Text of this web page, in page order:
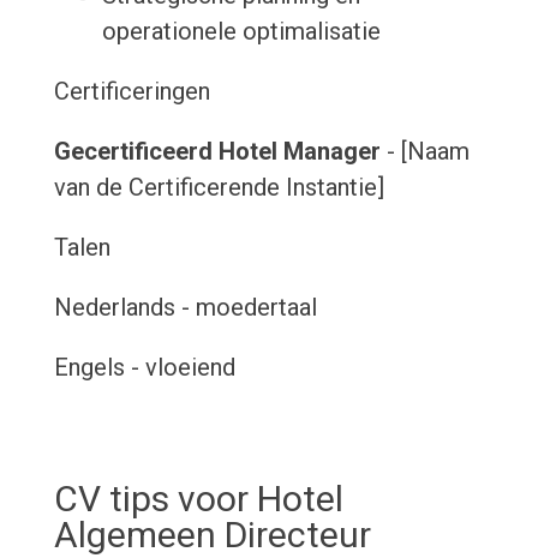
operationele optimalisatie
Certificeringen
Gecertificeerd Hotel Manager - [Naam
van de Certificerende Instantie]
Talen
Nederlands - moedertaal
Engels - vloeiend
CV tips voor Hotel
Algemeen Directeur